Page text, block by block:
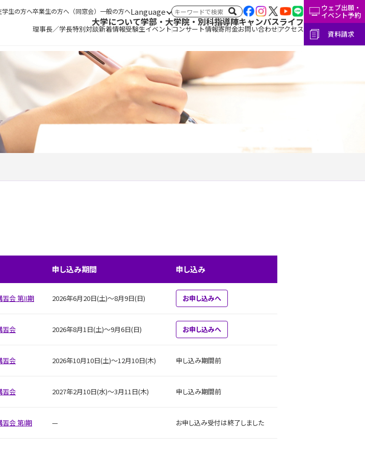
学生の方へ卒業生の方へ（同窓会） 一般の方へ言語切替 サイト内検索
大学について学部・大学院・別科指導陣キャンパスライフ
理事長／学長特別対談新着情報受験生イベントコンサート情報寄附金お問い合わせアクセス
ウェブ出願・
イベント予約
資料請求
申し込み期間 申し込み
習会 第Ⅱ期 2026年6月20日(土)〜8月9日(日) お申し込みへ
習会 2026年8月1日(土)～9月6日(日) お申し込みへ
習会 2026年10月10日(土)～12月10日(木) 申し込み期間前
習会 2027年2月10日(水)～3月11日(木) 申し込み期間前
会 第Ⅰ期 — お申し込み受付は終了しました